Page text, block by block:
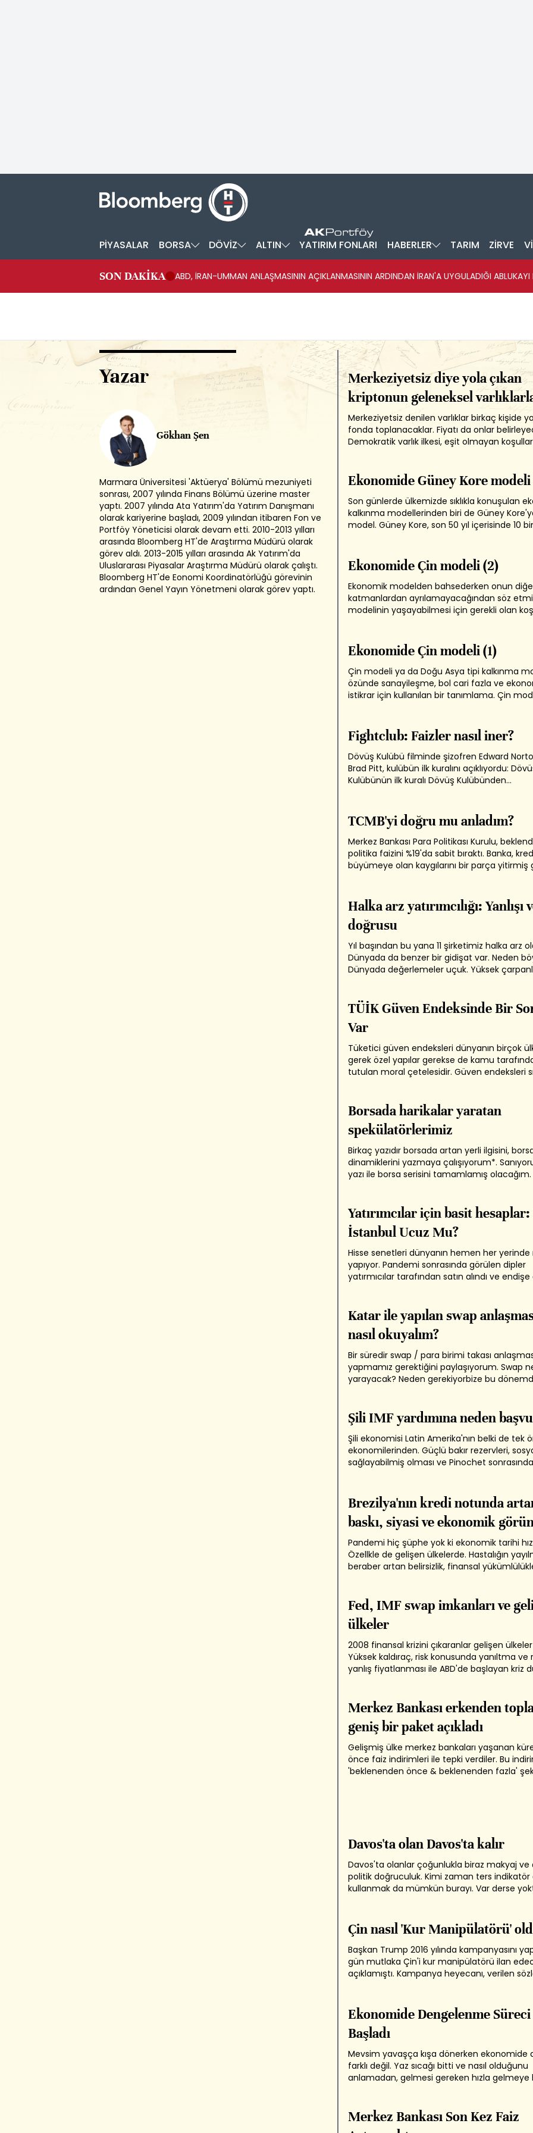
PİYASALAR BORSA DÖVİZ ALTIN YATIRIM FONLARI HABERLER TARIM ZİRVE
SON DAKİKA ABD, İRAN-UMMAN ANLAŞMASININ AÇIKLANMASININ ARDINDAN İRAN'A UYGULADIĞI ABLUKAYI
Yazar
Gökhan Şen
Marmara Üniversitesi 'Aktüerya' Bölümü mezuniyeti
sonrası, 2007 yılında Finans Bölümü üzerine master
yaptı. 2007 yılında Ata Yatırım'da Yatırım Danışmanı
olarak kariyerine başladı, 2009 yılından itibaren Fon ve
Portföy Yöneticisi olarak devam etti. 2010-2013 yılları
arasında Bloomberg HT'de Araştırma Müdürü olarak
görev aldı. 2013-2015 yılları arasında Ak Yatırım'da
Uluslararası Piyasalar Araştırma Müdürü olarak çalıştı.
Bloomberg HT'de Eonomi Koordinatörlüğü görevinin
ardından Genel Yayın Yönetmeni olarak görev yaptı.
Merkeziyetsiz diye yola çıkan
kriptonun geleneksel
bağlantısı artıyor
Merkeziyetsiz denilen varlıklar birkaç kişide
fonda toplanacaklar. Fiyatı da onlar
Demokratik varlık ilkesi, eşit olmayan
Ekonomide Güney Kore modeli
Son günlerde ülkemizde sıklıkla konuşulan
kalkınma modellerinden biri de Güney
model. Güney Kore, son 50 yıl içerisinde 10
geçmeyen ülkelerden biri. Ben...
Ekonomide Çin modeli (2)
Ekonomik modelden bahsederken onun
katmanlardan ayrılamayacağından söz
modelinin yaşayabilmesi için gerekli olan
zarar getirebilir. Çin modelinin başarılı
Ekonomide Çin modeli (1)
Çin modeli ya da Doğu Asya tipi kalkınma
özünde sanayileşme, bol cari fazla ve
istikrar için kullanılan bir tanımlama. Çin
amacı dünyaya açılmaktı. Daha fazla ticaret
üretim de...
Fightclub: Faizler nasıl iner?
Dövüş Kulübü filminde şizofren Edward
Brad Pitt, kulübün ilk kuralını açıklıyordu:
Kulübünün ilk kuralı Dövüş Kulübünden
Cevap bazen merkez bankalarıdır bazen de...
TCMB'yi doğru mu anladım?
Merkez Bankası Para Politikası Kurulu,
politika faizini %19'da sabit bıraktı. Banka,
büyümeye olan kaygılarını bir parça yitirmiş
fiyatlarındanki yükselişin ve küresel...
Halka arz yatırımcılığı: Yanlışı
doğrusu
Yıl başından bu yana 11 şirketimiz halka arz
Dünyada da benzer bir gidişat var. Neden
Dünyada değerlemeler uçuk. Yüksek
büyümek için ya yüksek enflasyondan...
TÜİK Güven Endeksinde Bir
Var
Tüketici güven endeksleri dünyanın birçok
gerek özel yapılar gerekse de kamu
tutulan moral çetelesidir. Güven endeksleri
tüketici tüketir yani harcar. Güveni düşük...
Borsada harikalar yaratan
spekülatörlerimiz
Birkaç yazıdır borsada artan yerli ilgisini,
dinamiklerini yazmaya çalışıyorum*.
yazı ile borsa serisini tamamlamış
Diğer yandan,paranın getirisinin...
Yatırımcılar için basit
İstanbul Ucuz Mu?
Hisse senetleri dünyanın hemen her yerinde
yapıyor. Pandemi sonrasında görülen dipler
yatırmıcılar tarafından satın alındı ve endişe
fiyatlamanın içinde ne ararsanız var.
Katar ile yapılan swap
nasıl okuyalım?
Bir süredir swap / para birimi takası
yapmamız gerektiğini paylaşıyorum. Swap
yarayacak? Neden gerekiyorbize bu
göre 2-6 standart sapma büyüklüğünde
çıkışlarına şahit...
Şili IMF yardımına neden
Şili ekonomisi Latin Amerika'nın belki de tek
ekonomilerinden. Güçlü bakır rezervleri,
sağlayabilmiş olması ve Pinochet
eşitsizlik yüzünden kıtayı vuran...
Brezilya'nın kredi notunda
baskı, siyasi ve ekonomik
Pandemi hiç şüphe yok ki ekonomik tarihi
Özellkle de gelişen ülkelerde. Hastalığın
beraber artan belirsizlik, finansal
Dolar borcu olanlar ya da daha...
Fed, IMF swap imkanları ve
ülkeler
2008 finansal krizini çıkaranlar gelişen
Yüksek kaldıraç, risk konusunda yanıltma ve
yanlış fiyatlanması ile ABD'de başlayan kriz
panikle birlikte havuzda yüzmek...
Merkez Bankası erkenden
geniş bir paket açıkladı
Gelişmiş ülke merkez bankaları yaşanan
önce faiz indirimleri ile tepki verdiler. Bu
'beklenenden önce & beklenenden fazla'
Davos'ta olan Davos'ta kalır
Davos'ta olanlar çoğunlukla biraz makyaj ve
politik doğruculuk. Kimi zaman ters indikatör
kullanmak da mümkün burayı. Var derse
başkanını seçmiş ve Başkan'ın tüm gündemi
Çin nasıl 'Kur Manipülatörü'
Başkan Trump 2016 yılında kampanyasını
gün mutlaka Çin'i kur manipülatörü ilan
açıklamıştı. Kampanya heyecanı, verilen
Hazinesi 5 Ağustos'u 6'ya bağlayan gece,...
Ekonomide Dengelenme Süreci
Başladı
Mevsim yavaşça kışa dönerken ekonomide
farklı değil. Yaz sıcağı bitti ve nasıl olduğunu
anlamadan, gelmesi gereken hızla gelmeye
İSO büyümeye öncü sayılabilecek Satın
Merkez Bankası Son Kez Faiz